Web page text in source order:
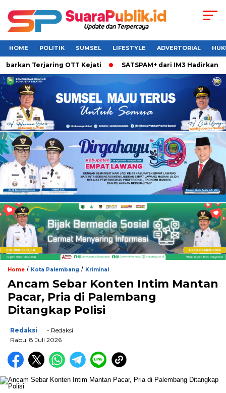
HOME POLITIK SUMSEL LIFESTYLE ADVERTORIAL
Terjaring OTT Kejati SATSPAM+ dari IM3 Hadirkan
Home / Kota Palembang / Kriminal
Ancam Sebar Konten Intim Mantan
Pacar, Pria di Palembang
Ditangkap Polisi
Redaksi
- Redaksi
Rabu, 8 Juli 2026